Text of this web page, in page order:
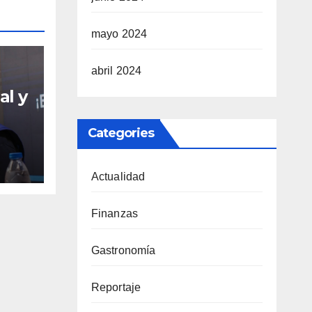
y
mayo 2024
abril 2024
Categories
Actualidad
Finanzas
Gastronomía
Reportaje